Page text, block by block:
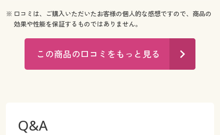
※ 口コミは、ご購入いただいたお客様の個人的な感想ですので、商品の
効果や性能を保証するものではありません。
この商品の口コミをもっと見る
Q&A